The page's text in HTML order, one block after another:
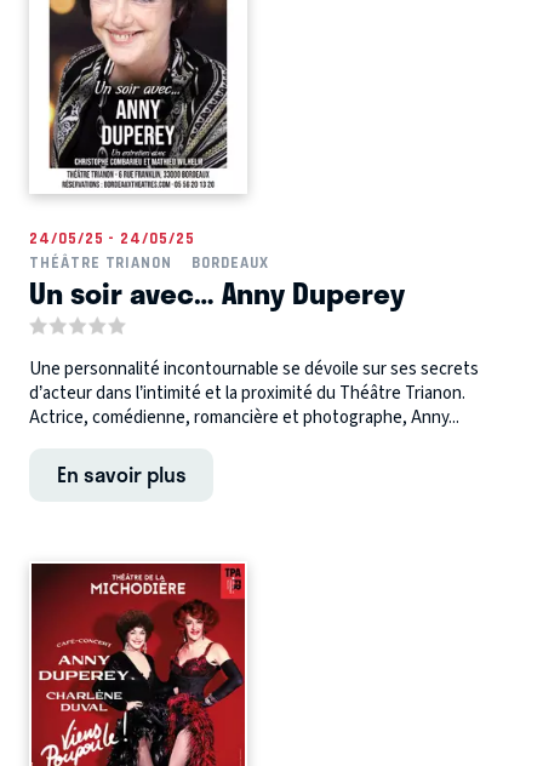
24/05/25 - 24/05/25
THÉÂTRE TRIANON
BORDEAUX
Un soir avec… Anny Duperey
Une personnalité incontournable se dévoile sur ses secrets
d’acteur dans l’intimité et la proximité du Théâtre Trianon.
Actrice, comédienne, romancière et photographe, Anny...
En savoir plus